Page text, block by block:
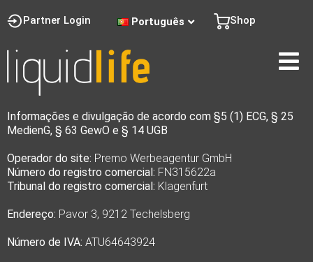
Partner Login Português Shop
Informações e divulgação de acordo com §5 (1) ECG, § 25
MedienG, § 63 GewO e § 14 UGB
Operador do site: Premo Werbeagentur GmbH
Número do registro comercial: FN315622a
Tribunal do registro comercial: Klagenfurt
Endereço: Pavor 3, 9212 Techelsberg
Número de IVA: ATU64643924